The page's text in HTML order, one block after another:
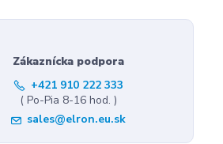
Zákaznícka podpora
+421 910 222 333
( Po-Pia 8-16 hod. )
sales@elron.eu.sk